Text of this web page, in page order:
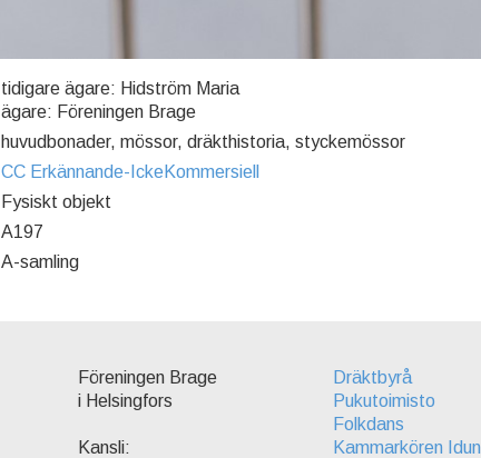
tidigare ägare: Hidström Maria
ägare: Föreningen Brage
huvudbonader, mössor, dräkthistoria, styckemössor
CC Erkännande-IckeKommersiell
Fysiskt objekt
A197
A-samling
Föreningen Brage
i Helsingfors
Kansli:
Dräktbyrå
Pukutoimisto
Folkdans
Kammarkören Idun